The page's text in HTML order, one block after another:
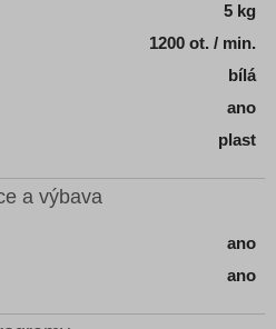
5 kg
1200 ot. / min.
bílá
ano
plast
a výbava
ano
ano